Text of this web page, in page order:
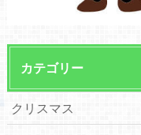
カテゴリー
クリスマス